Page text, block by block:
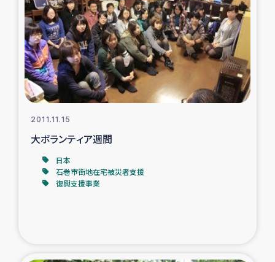
トルコ・シリア地震被災者支援
デニヤヤ小規模紅茶農家支援
コーヒー生産者支援
アイナロ県マウベシ郡でのコーヒー畑改善事業
2011.11.15
大ボランティア週間
日本
石巻市街地在宅被災者支援
復興支援事業